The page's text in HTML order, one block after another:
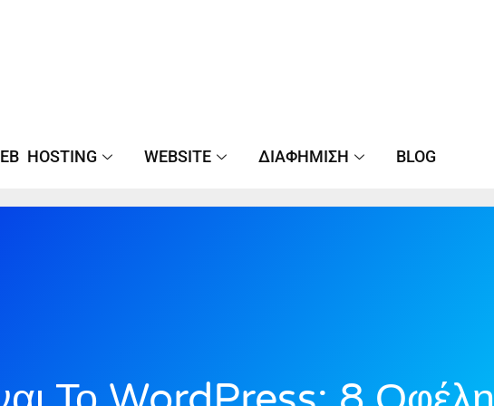
HOSTING WEBSITE ΔΙΑΦΉΜΙΣΗ BLOG